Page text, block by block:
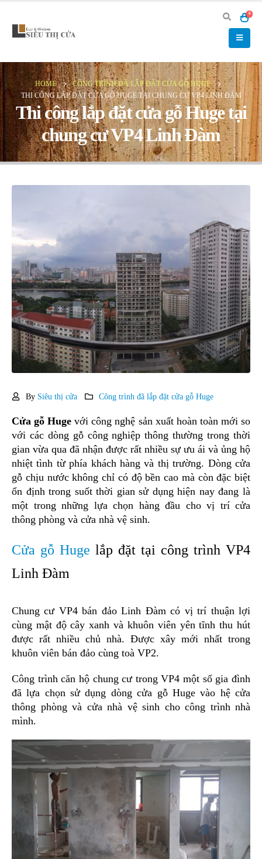
0
HOME
CÔNG TRÌNH ĐÃ LẮP ĐẶT CỬA GỖ HUGE
THI CÔNG LẮP ĐẶT CỬA GỖ HUGE TẠI CHUNG CƯ VP4 LINH ĐÀM
Thi công lắp đặt cửa gỗ Huge tại
chung cư VP4 Linh Đàm
By Siêu thị cửa Công trình đã lắp đặt cửa gỗ Huge
Cửa gỗ Huge với công nghệ sản xuất hoàn toàn mới so
với các dòng gỗ công nghiệp thông thường trong thời
gian vừa qua đã nhận được rất nhiều sự ưu ái và ủng hộ
nhiệt tình từ phía khách hàng và thị trường. Dòng cửa
gỗ chịu nước không chỉ có độ bền cao mà còn đặc biệt
ổn định trong suốt thời gian sử dụng hiện nay đang là
một trong những lựa chọn hàng đầu cho vị trí cửa
thông phòng và cửa nhà vệ sinh.
Cửa gỗ Huge lắp đặt tại công trình VP4
Linh Đàm
Chung cư VP4 bán đảo Linh Đàm có vị trí thuận lợi
cùng mật độ cây xanh và khuôn viên yên tĩnh thu hút
được rất nhiều chủ nhà. Được xây mới nhất trong
khuôn viên bán đảo cùng toà VP2.
Công trình căn hộ chung cư trong VP4 một số gia đình
đã lựa chọn sử dụng dòng cửa gỗ Huge vào hệ cửa
thông phòng và cửa nhà vệ sinh cho công trình nhà
mình.